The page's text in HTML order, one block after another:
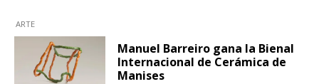
ARTE
Manuel Barreiro gana la Bienal
Internacional de Cerámica de
Manises